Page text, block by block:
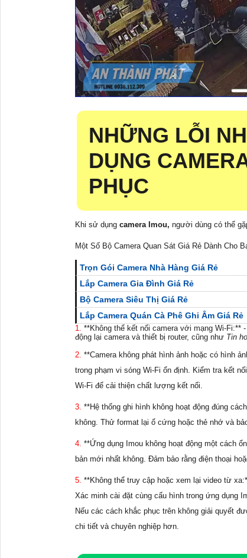
NHỮNG LỖI
DỤNG
PHỤC
Khi sử dụng camera Imou, người dùng có thể
Một Số Bộ Camera Quan Sát Giá Rẻ Dành Cho
Trọn Gói Camera Nhà Hàng Giá Rẻ
Lắp Camera Gia Đình Giá Rẻ
Bộ Camera Siêu Thị Giá Rẻ
Lắp Camera Quán Cà Phê Ghi Âm Giá Rẻ
1. **Không thể kết nối camera với mạng Wi-Fi:**
động lại camera và thiết bị router, cũng như Tin
2. **Camera không phát hình ảnh hoặc có hình
trong phạm vi sóng Wi-Fi ổn định. Kiểm tra kết
Wi-Fi để cải thiện chất lượng kết nối.
3. **Hệ thống ghi hình không hoạt động đúng
không. Thử format lại ổ cứng hoặc thẻ nhớ và
4. **Ứng dụng Imou không hoạt động một cách
bản mới nhất không. Đảm bảo rằng điện thoại
5. **Không thể truy cập hoặc xem lại video từ
Xác minh cài đặt cùng cấu hình trong ứng dụng
Nếu các cách khắc phục trên không giải quyết
chi tiết và chuyên nghiệp hơn.